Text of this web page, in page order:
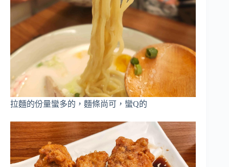
拉麵的份量蠻多的，麵條尚可，蠻Q的